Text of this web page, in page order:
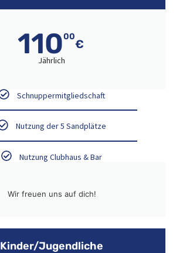
11000
€
Jährlich
Schnuppermitgliedschaft
Nutzung der 5 Sandplätze
Nutzung Clubhaus & Bar
Wir freuen uns auf dich!
Kinder/Jugendliche